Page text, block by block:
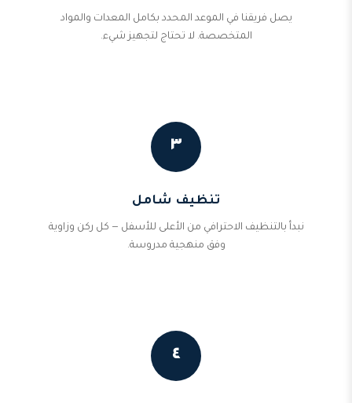
يصل فريقنا في الموعد المحدد بكامل المعدات والمواد
المتخصصة. لا تحتاج لتجهيز شيء.
٣
تنظيف شامل
نبدأ بالتنظيف الاحترافي من الأعلى للأسفل — كل ركن وزاوية
وفق منهجية مدروسة.
٤